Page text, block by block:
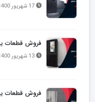
فروش قطعات
فروش قطعات